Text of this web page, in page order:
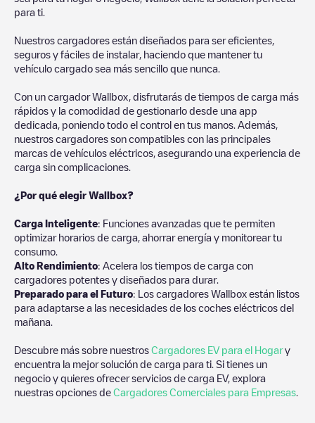
para ti.
Nuestros cargadores están diseñados para ser eficientes,
seguros y fáciles de instalar, haciendo que mantener tu
vehículo cargado sea más sencillo que nunca.
Con un cargador Wallbox, disfrutarás de tiempos de carga más
rápidos y la comodidad de gestionarlo desde una app
dedicada, poniendo todo el control en tus manos. Además,
nuestros cargadores son compatibles con las principales
marcas de vehículos eléctricos, asegurando una experiencia de
carga sin complicaciones.
¿Por qué elegir Wallbox?
Carga Inteligente: Funciones avanzadas que te permiten
optimizar horarios de carga, ahorrar energía y monitorear tu
consumo.
Alto Rendimiento: Acelera los tiempos de carga con
cargadores potentes y diseñados para durar.
Preparado para el Futuro: Los cargadores Wallbox están listos
para adaptarse a las necesidades de los coches eléctricos del
mañana.
Descubre más sobre nuestros Cargadores EV para el Hogary
encuentra la mejor solución de carga para ti. Si tienes un
negocio y quieres ofrecer servicios de carga EV, explora
nuestras opciones de Cargadores Comerciales para Empresas